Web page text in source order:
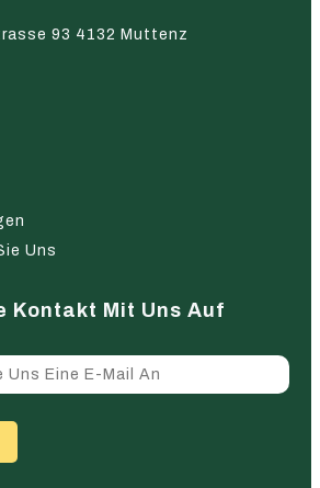
93 4132 Muttenz
Uns
Kontakt Mit Uns Auf